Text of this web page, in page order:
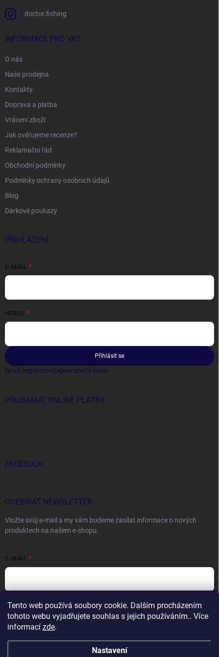
Tento web používá soubory cookie. Dalším procházením
tohoto webu vyjadřujete souhlas s jejich používáním.. Více
informací zde.
Nastavení
doctor.fishing
INFORMACE PRO VÁS
O nás
Naše prodejna
Kontakty
Doprava a platba
Vrácení zboží
Jak ověřujeme recenze?
Reklamační řád
Obchodní podmínky
Podmínky ochrany osobních údajů
Blog
Dárkové poukazy
PŘIHLÁŠENÍ
E-MAIL
HESLO
Přihlásit se
Nová registraceZapomenuté heslo
PŘIJÍMÁME ONLINE PLATBY
FACEBOOK
ODEBÍRAT NEWSLETTER
Vložte svůj e-mail a my vám budeme zasílat informace o nových
produktech na našem e-shopu.
E-MAIL
Vložením e-mailu souhlasíte spodmínkami ochrany osobních údajů
Přihlásit se